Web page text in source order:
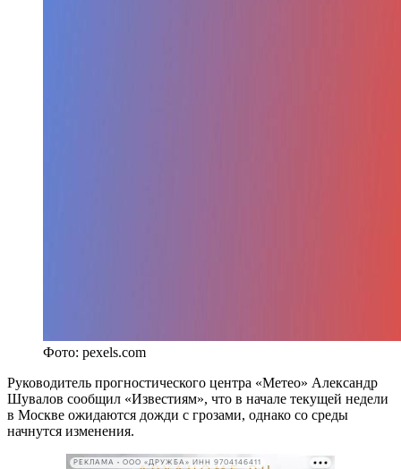
Фото: pexels.com
Руководитель прогностического центра «Метео» Александр
Шувалов сообщил «Известиям», что в начале текущей недели
в Москве ожидаются дожди с грозами, однако со среды
начнутся изменения.
РЕКЛАМА • ООО «ДРУЖБА» ИНН 9704146411